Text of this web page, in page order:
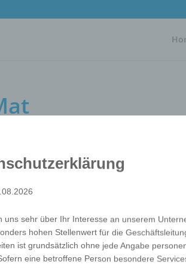
microfiber Mouse Mat is something
is made of microfibre, the back is
Mat is very suitable for inserting
companion for all laptop
4 colours on the front in photo quality.
uns sehr über Ihr Interesse an unserem
hohen Stellenwert für die
ist grundsätzlich ohne jede Angabe
eine betroffene Person besondere